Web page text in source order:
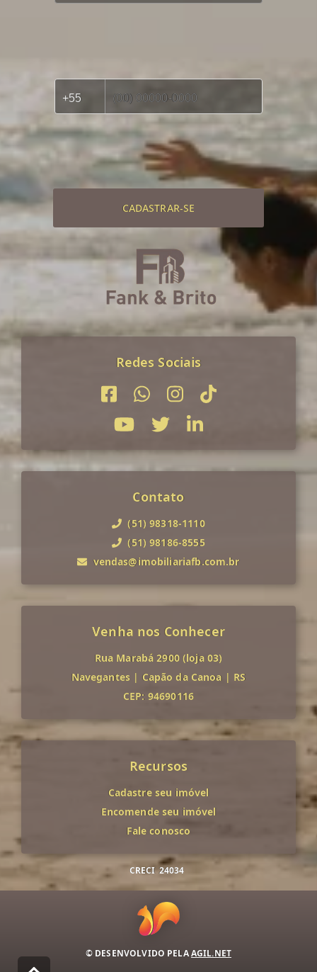
CADASTRAR-SE
Redes Sociais
Contato
(51) 98318-1110
(51) 98186-8555
vendas@imobiliariafb.com.br
Venha nos Conhecer
Rua Marabá 2900 (loja 03)
Navegantes | Capão da Canoa | RS
CEP: 94690116
Recursos
Cadastre seu imóvel
Encomende seu imóvel
Fale conosco
CRECI 24034
© DESENVOLVIDO PELAAGIL.NET